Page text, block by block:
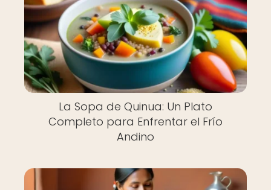
La Sopa de Quinua: Un Plato
Completo para Enfrentar el Frío
Andino